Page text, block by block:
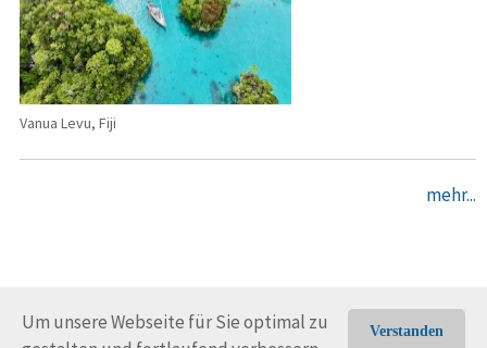
Verstanden
Um unsere Webseite für Sie optimal zu
Vanua Levu, Fiji
mehr...